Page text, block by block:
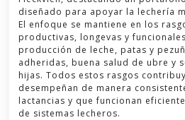
diseñado para apoyar la lechería
El enfoque se mantiene en los
productivas, longevas y
producción de leche, patas y
adheridas, buena salud de ubre y
hijas. Todos estos rasgos
desempeñan de manera
lactancias y que funcionan
de sistemas lecheros.